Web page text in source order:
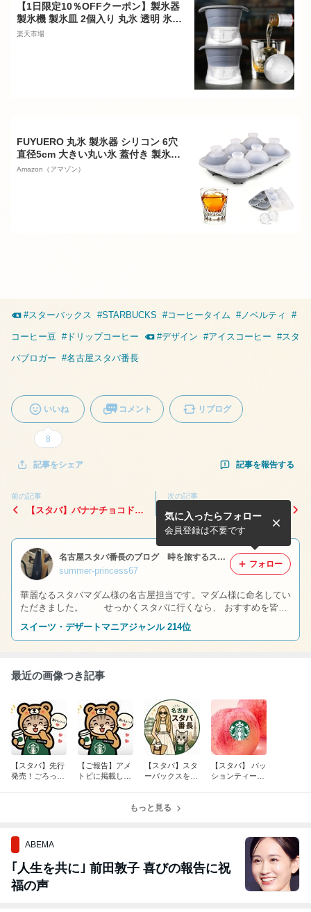
【1日限定10％OFFクーポン】製氷器
製氷機 製氷皿 2個入り 丸氷 透明 氷
作る 容器 シリコン 丸型 ふた付き 蓋
楽天市場
FUYUERO 丸氷 製氷器 シリコン 6穴
直径5cm 大きい丸い氷 蓋付き 製氷皿
丈夫で取り出しやすい 溶けにくい 密
Amazon（アマゾン）
#スターバックス #STARBUCKS #コーヒータイム #ノベルティ #
コーヒー豆 #ドリップコーヒー #デザイン #アイスコーヒー #スタ
バブロガー #名古屋スタバ番長
いいね
8
コメント リブログ
記事をシェア 記事を報告する
前の記事
【スタバ】バナナチョコドー
次の記事
【スタバ】TO GOボトルは
推し活カラー意識してる❓今
日は嵐のラストコンサート
名古屋スタバ番長のブログ 時を旅するスターバックス
summer-princess67
華麗なるスタバマダム様の名古屋担当です。マダム様に命名してい
ただきました。 せっかくスタバに行くなら、 おすすめを皆様
にお伝えしたい。息子がPTRでした。 人生の半分以上をスタバと
共にあゆんできました。 ときどき、大好きなことを書いていきま
気に入ったらフォロー
会員登録は不要です
フォロー
スイーツ・デザートマニアジャンル 214位
最近の画像つき記事
【スタバ】先行
発売！ごろっと
【ご報告】アメ
トピに掲載して
【スタバ】スタ
ーバックスを卒
の温かさを感じ
【スタバ】 パッ
ションティーに
もっと見る
ABEMA
｢人生を共に｣ 前田敦子 喜びの報告に祝
福の声